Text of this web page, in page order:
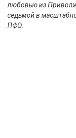
любовью из
седьмой в
ПФО.